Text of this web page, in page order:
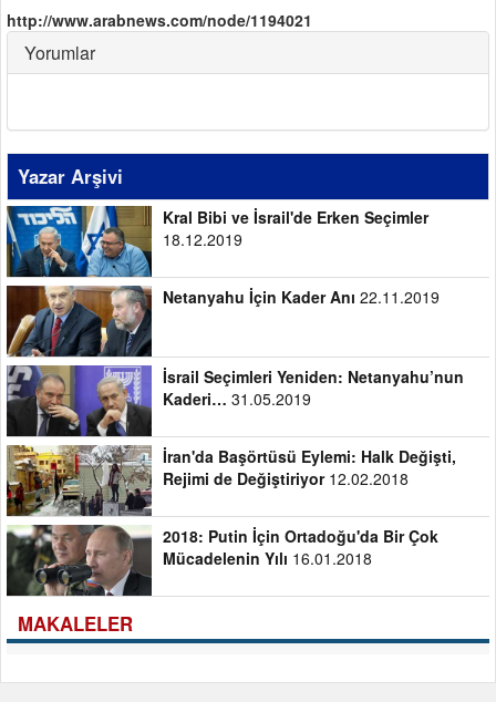
http://www.arabnews.com/node/1194021
Yorumlar
Yazar Arşivi
Kral Bibi ve İsrail'de Erken Seçimler
18.12.2019
Netanyahu İçin Kader Anı 22.11.2019
İsrail Seçimleri Yeniden: Netanyahu’nun
Kaderi… 31.05.2019
İran'da Başörtüsü Eylemi: Halk Değişti,
Rejimi de Değiştiriyor12.02.2018
2018: Putin İçin Ortadoğu'da Bir Çok
Mücadelenin Yılı 16.01.2018
MAKALELER